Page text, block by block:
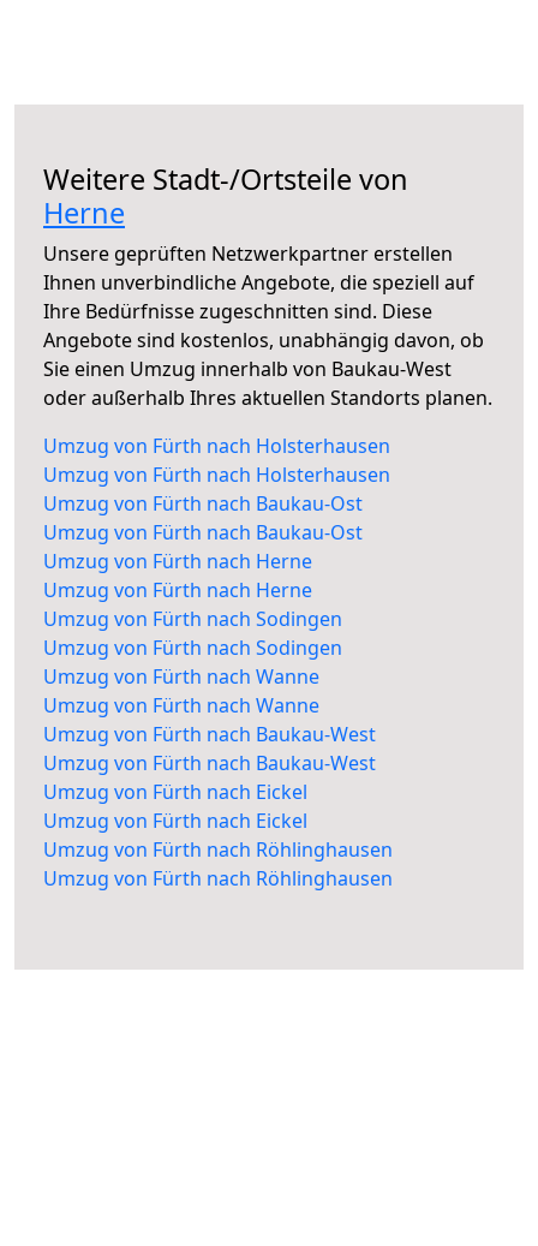
Weitere Stadt-/Ortsteile von
Herne
Unsere geprüften Netzwerkpartner erstellen
Ihnen unverbindliche Angebote, die speziell auf
Ihre Bedürfnisse zugeschnitten sind. Diese
Angebote sind kostenlos, unabhängig davon, ob
Sie einen Umzug innerhalb von Baukau-West
oder außerhalb Ihres aktuellen Standorts planen.
Umzug von Fürth nach Holsterhausen
Umzug von Fürth nach Holsterhausen
Umzug von Fürth nach Baukau-Ost
Umzug von Fürth nach Baukau-Ost
Umzug von Fürth nach Herne
Umzug von Fürth nach Herne
Umzug von Fürth nach Sodingen
Umzug von Fürth nach Sodingen
Umzug von Fürth nach Wanne
Umzug von Fürth nach Wanne
Umzug von Fürth nach Baukau-West
Umzug von Fürth nach Baukau-West
Umzug von Fürth nach Eickel
Umzug von Fürth nach Eickel
Umzug von Fürth nach Röhlinghausen
Umzug von Fürth nach Röhlinghausen